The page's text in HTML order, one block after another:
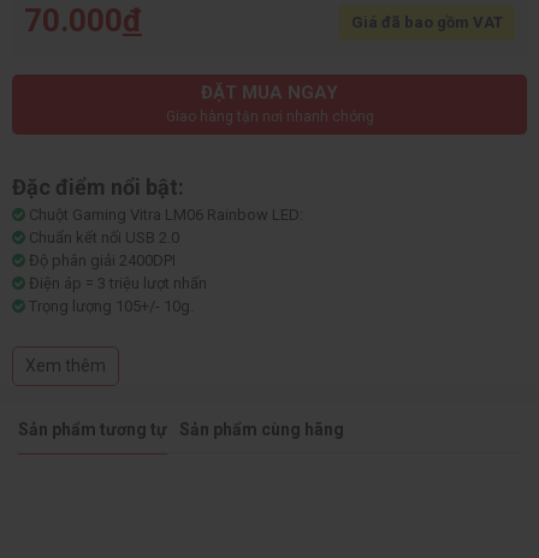
70.000đ Giá đã bao gồm VAT
ĐẶT MUA NGAY
Giao hàng tận nơi nhanh chóng
Đặc điểm nổi bật:
Chuột Gaming Vitra LM06 Rainbow LED:
Chuẩn kết nối USB 2.0
Độ phân giải 2400DPI
Điện áp = 3 triệu lượt nhấn
Trọng lượng 105+/- 10g.
Xem thêm
Sản phẩm tương tự Sản phẩm cùng hãng